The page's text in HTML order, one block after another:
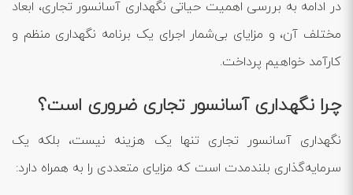
در ادامه به بررسی اهمیت حیاتی نگهداری آسانسور تجاری، ابعاد
مختلف آن، و مزایای بی‌شمار اجرای یک برنامه نگهداری منظم و
کارآمد خواهیم پرداخت.
چرا نگهداری آسانسور تجاری ضروری است؟
نگهداری آسانسور تجاری تنها یک هزینه نیست، بلکه یک
سرمایه‌گذاری بلندمدت است که مزایای متعددی را به همراه دارد: